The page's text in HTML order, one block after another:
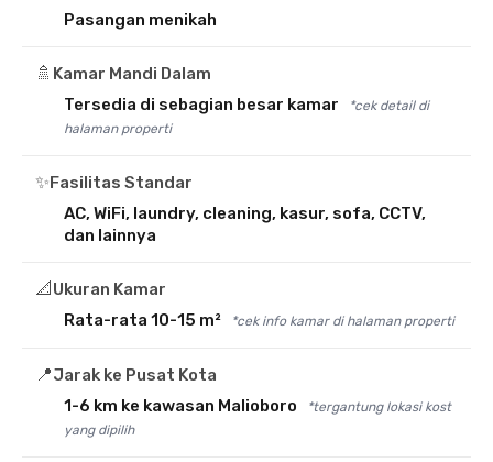
Pasangan menikah
🚿 Kamar Mandi Dalam
Tersedia di sebagian besar kamar
*cek detail di
halaman properti
✨Fasilitas Standar
AC, WiFi, laundry, cleaning, kasur, sofa, CCTV,
dan lainnya
📐 Ukuran Kamar
Rata-rata 10-15 m²
*cek info kamar di halaman properti
📍Jarak ke Pusat Kota
1-6 km ke kawasan Malioboro
*tergantung lokasi kost
yang dipilih